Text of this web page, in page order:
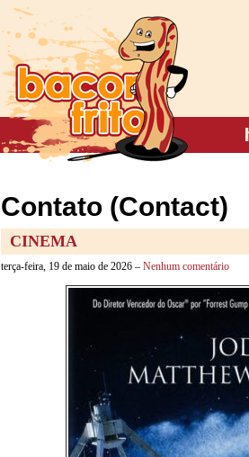
Contato (Contact)
CINEMA
terça-feira, 19 de maio de 2026 – Nenhum comentário